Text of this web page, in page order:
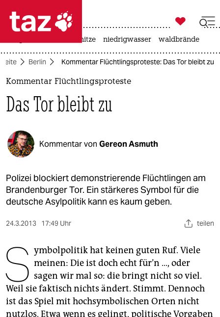
 taz zahl ich
taz zahl ich
politik
öko
gesellschaft
kultur
sport
berlin
wahrheit
verlag
verlag

taz zahl ich
hitze niedrigwasser waldbrände
Berlin Kommentar Flüchtlingsproteste: Das Tor bleibt zu
Kommentar Flüchtlingsproteste
Das Tor bleibt zu
Kommentar von Gereon Asmuth
Polizei blockiert demonstrierende Flüchtlingen am
Brandenburger Tor. Ein stärkeres Symbol für die
deutsche Asylpolitik kann es kaum geben.
24.3.2013 17:49 Uhr teilen
S ymbolpolitik hat keinen guten Ruf. Viele
meinen: Die ist doch echt für’n …, oder
sagen wir mal so: die bringt nicht so viel.
Weil sie faktisch nichts ändert. Stimmt. Dennoch
ist das Spiel mit hochsymbolischen Orten nicht
nutzlos. Etwa wenn es gelingt, politische Vorgaben